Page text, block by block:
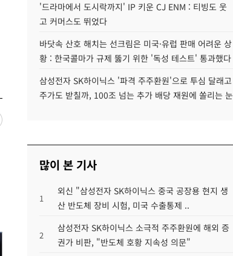
'드라마에서 도시락까지' IP 키운 CJ ENM : 티빙도 웃
고 커머스도 뛰었다
바닷속 산호 해치는 선크림은 미국·유럽 판매 어려운 상
황 : 한국콜마가 규제 뚫기 위한 '독성 테스트' 통과했다
삼성전자 SK하이닉스 '파격 주주환원'으로 투심 달래고
주가도 받칠까, 100조 넘는 추가 배당 재원에 쏠리는 눈
많이 본 기사
1
외신 "삼성전자 SK하이닉스 중국 공장용 현지 생
산 반도체 장비 시험, 미국 수출통제 ..
2
삼성전자 SK하이닉스 소극적 주주환원에 해외 증
권가 비판, "반도체 호황 지속성 의문"